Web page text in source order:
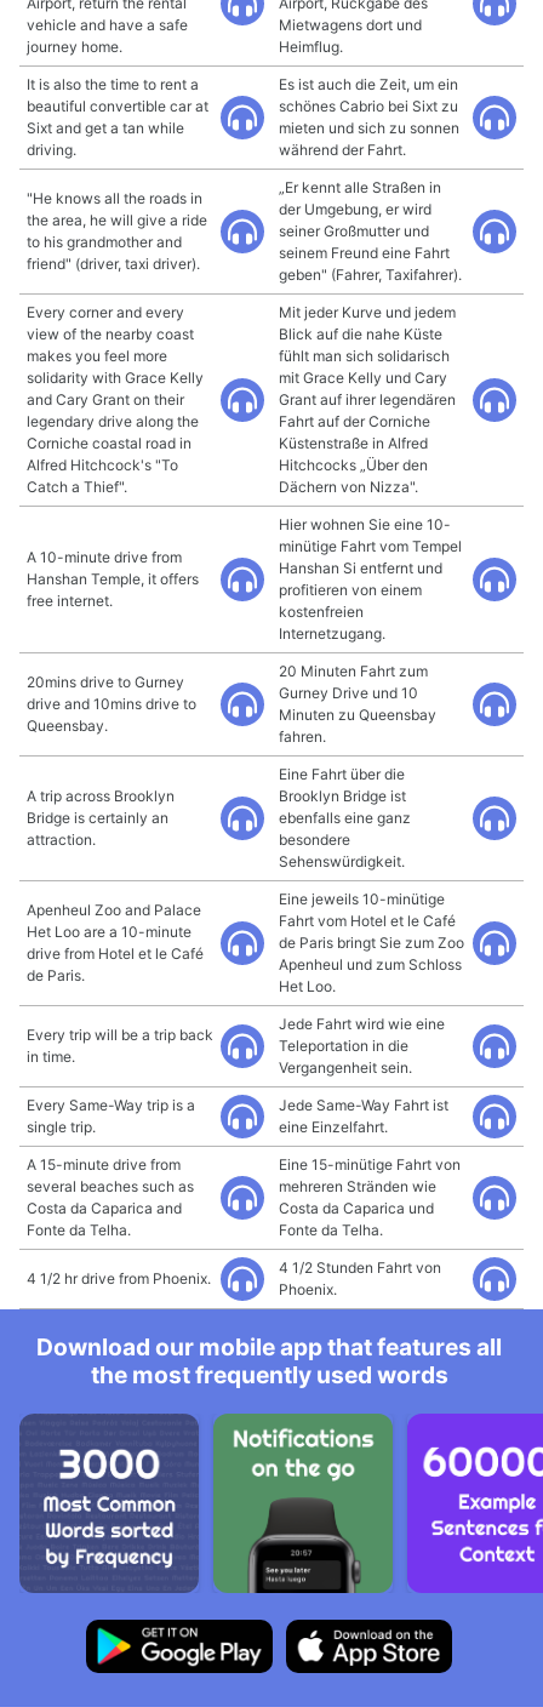
vehicle and have a safe
journey home.
Mietwagens dort und
Heimflug.
It is also the time to rent a
beautiful convertible car at
Sixt and get a tan while
driving.
Es ist auch die Zeit, um ein
schönes Cabrio bei Sixt zu
mieten und sich zu sonnen
während der Fahrt.
"He knows all the roads in
the area, he will give a ride
to his grandmother and
friend" (driver, taxi driver).
„Er kennt alle Straßen in
der Umgebung, er wird
seiner Großmutter und
seinem Freund eine Fahrt
geben" (Fahrer, Taxifahrer).
Every corner and every
view of the nearby coast
makes you feel more
solidarity with Grace Kelly
and Cary Grant on their
legendary drive along the
Corniche coastal road in
Alfred Hitchcock's "To
Catch a Thief".
Mit jeder Kurve und jedem
Blick auf die nahe Küste
fühlt man sich solidarisch
mit Grace Kelly und Cary
Grant auf ihrer legendären
Fahrt auf der Corniche
Küstenstraße in Alfred
Hitchcocks „Über den
Dächern von Nizza".
A 10-minute drive from
Hanshan Temple, it offers
free internet.
Hier wohnen Sie eine 10-
minütige Fahrt vom Tempel
Hanshan Si entfernt und
profitieren von einem
kostenfreien
Internetzugang.
20mins drive to Gurney
drive and 10mins drive to
Queensbay.
20 Minuten Fahrt zum
Gurney Drive und 10
Minuten zu Queensbay
fahren.
A trip across Brooklyn
Bridge is certainly an
attraction.
Eine Fahrt über die
Brooklyn Bridge ist
ebenfalls eine ganz
besondere
Sehenswürdigkeit.
Apenheul Zoo and Palace
Het Loo are a 10-minute
drive from Hotel et le Café
de Paris.
Eine jeweils 10-minütige
Fahrt vom Hotel et le Café
de Paris bringt Sie zum Zoo
Apenheul und zum Schloss
Het Loo.
Every trip will be a trip back
in time.
Jede Fahrt wird wie eine
Teleportation in die
Vergangenheit sein.
Every Same-Way trip is a
single trip.
Jede Same-Way Fahrt ist
eine Einzelfahrt.
A 15-minute drive from
several beaches such as
Costa da Caparica and
Fonte da Telha.
Eine 15-minütige Fahrt von
mehreren Stränden wie
Costa da Caparica und
Fonte da Telha.
4 1/2 hr drive from Phoenix.
4 1/2 Stunden Fahrt von
Phoenix.
Download our mobile app that features all
the most frequently used words